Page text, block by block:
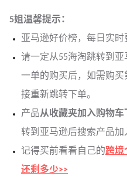
5姐温馨提示：
亚马逊好价榜，每日实时
请一定从55海淘跳转到亚
一单的购买后，如需购
接重新跳转下单。
产品从收藏夹加入购物车
转到亚马逊后搜索产品加
记得买前看看自己的跨境
还剩多少>>